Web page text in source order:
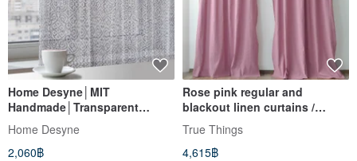
Home Desyne│MIT
Handmade│Transparent
Window Screen
Curtains│Exotic
Style│Webbing
Home Desyne
2,060฿
Rose pink regular and
blackout linen curtains /
Custom curtains / 2 panels
True Things
4,615฿